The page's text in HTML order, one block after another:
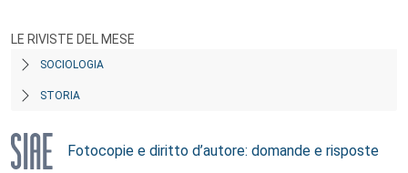
LE RIVISTE DEL MESE
SOCIOLOGIA
STORIA
Fotocopie e diritto d’autore: domande e risposte